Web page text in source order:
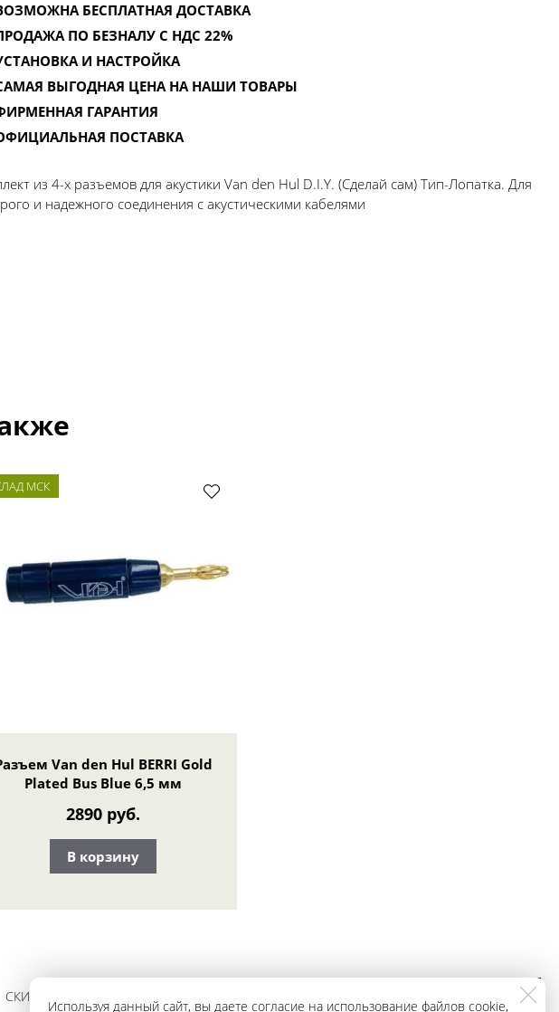
БЕСПЛАТНАЯ ДОСТАВКА
ПО БЕЗНАЛУ С НДС 22%
И НАСТРОЙКА
ВЫГОДНАЯ ЦЕНА НА НАШИ ТОВАРЫ
ГАРАНТИЯ
ПОСТАВКА
из 4-х разъемов для акустики Van den Hul D.I.Y. (Сделай сам) Тип-Лопатка. Для
и надежного соединения с акустическими кабелями
МСК
Van den Hul BERRI Gold
Plated Bus Blue 6,5 мм
2890 руб.
В корзину
Используя данный сайт, вы даете согласие на использование файлов cookie,
СКИДКИ
+79965943296
ЗАКАЗАТЬ